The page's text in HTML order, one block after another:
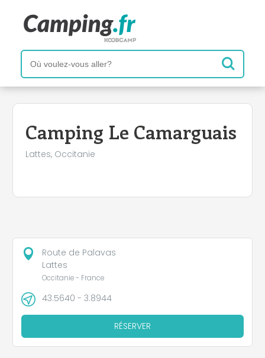
Camping Le Camarguais
Lattes, Occitanie
+
Route de Palavas
Lattes
Occitanie - France
43.5640 - 3.8944
RÉSERVER